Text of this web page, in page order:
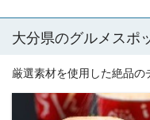
大分県のグルメスポ
厳選素材を使用した絶品の